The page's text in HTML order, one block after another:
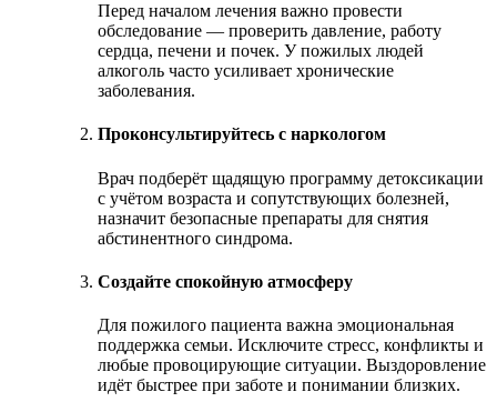
Перед началом лечения важно провести
обследование — проверить давление, работу
сердца, печени и почек. У пожилых людей
алкоголь часто усиливает хронические
заболевания.
Проконсультируйтесь с наркологом
Врач подберёт щадящую программу детоксикации
с учётом возраста и сопутствующих болезней,
назначит безопасные препараты для снятия
абстинентного синдрома.
Создайте спокойную атмосферу
Для пожилого пациента важна эмоциональная
поддержка семьи. Исключите стресс, конфликты и
любые провоцирующие ситуации. Выздоровление
идёт быстрее при заботе и понимании близких.